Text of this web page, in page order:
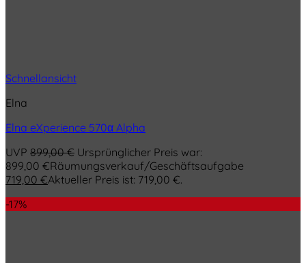
Schnellansicht
Elna
Elna eXperience 570α Alpha
UVP 899,00€ Ursprünglicher Preis war:
899,00 €Räumungsverkauf/Geschäftsaufgabe
719,00 €Aktueller Preis ist: 719,00 €.
-17%